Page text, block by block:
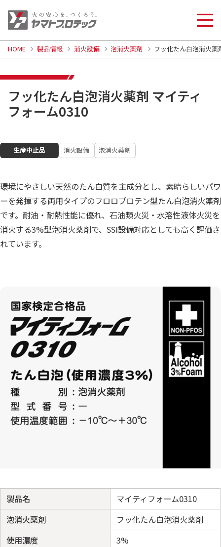
フッ化たん白泡消火薬剤 マイティ
フォーム0310
HOME 製品情報 消火設備 泡消火薬剤 フッ化たん白泡消火薬
生産中止品 消火設備 泡消火薬剤
環境にやさしい天然のたん白質を主成分とし、素晴らしいパワ
ーを発揮する両用タイプのフロロプロテン型たん白泡消火薬剤
です。耐油・耐熱性能に優れ、石油類火災・水溶性液体火災を
消火する3%型泡消火薬剤で、SSI設備対応としても高く評価さ
れています。
製品名
マイティフォーム0310
泡消火薬剤
フッ化たん白泡消火薬剤
使用濃度
3%